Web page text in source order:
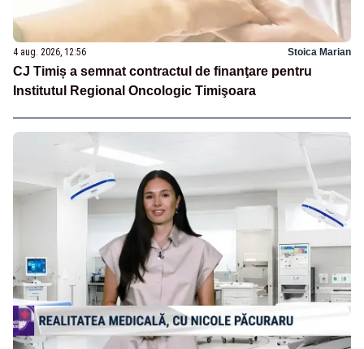
4 aug. 2026, 12:56 Stoica Marian
CJ Timiș a semnat contractul de finanţare pentru
Institutul Regional Oncologic Timişoara